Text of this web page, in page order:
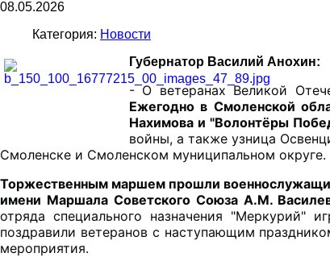
08.05.2026
Категория: Новости
Губернатор Василий Анохин:
Ежегодно в Смоленской
Нахимова и "Волонтёры
войны, а также узница
Смоленске и Смоленском муниципальном округе.
Торжественным маршем прошли
имени Маршала Советского Союза А.М.
отряда специального назначения "Меркурий"
поздравили ветеранов с наступающим
мероприятия.